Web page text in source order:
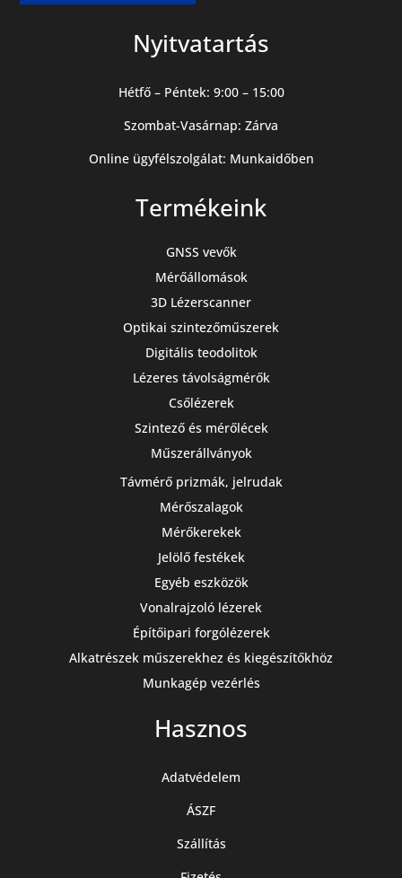
Nyitvatartás
Hétfő – Péntek: 9:00 – 15:00
Szombat-Vasárnap: Zárva
Online ügyfélszolgálat: Munkaidőben
Termékeink
GNSS vevők
Mérőállomások
3D Lézerscanner
Optikai szintezőműszerek
Digitális teodolitok
Lézeres távolságmérők
Csőlézerek
Szintező és mérőlécek
Műszerállványok
Távmérő prizmák, jelrudak
Mérőszalagok
Mérőkerekek
Jelölő festékek
Egyéb eszközök
Vonalrajzoló lézerek
Építőipari forgólézerek
Alkatrészek műszerekhez és kiegészítőkhöz
Munkagép vezérlés
Hasznos
Adatvédelem
ÁSZF
Szállítás